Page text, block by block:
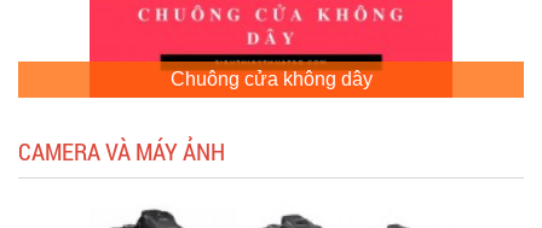
Chuông cửa không dây
CAMERA VÀ MÁY ẢNH